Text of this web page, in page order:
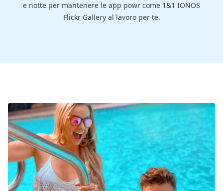
e notte per mantenere le app powr come 1&1 IONOS
Flickr Gallery al lavoro per te.